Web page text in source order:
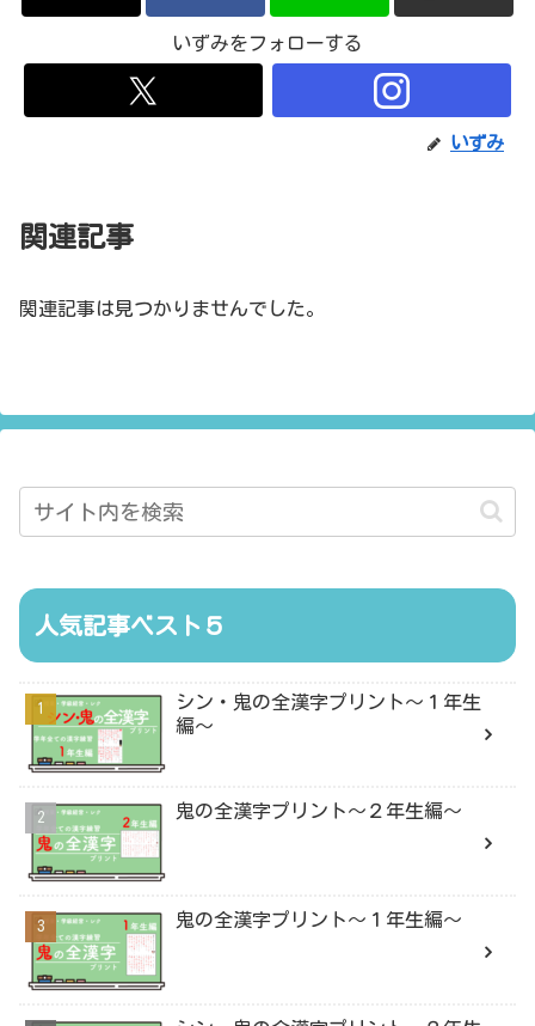
いずみをフォローする
いずみ
関連記事
関連記事は見つかりませんでした。
人気記事ベスト５
シン・鬼の全漢字プリント〜１年生
編〜
鬼の全漢字プリント〜２年生編〜
鬼の全漢字プリント〜１年生編〜